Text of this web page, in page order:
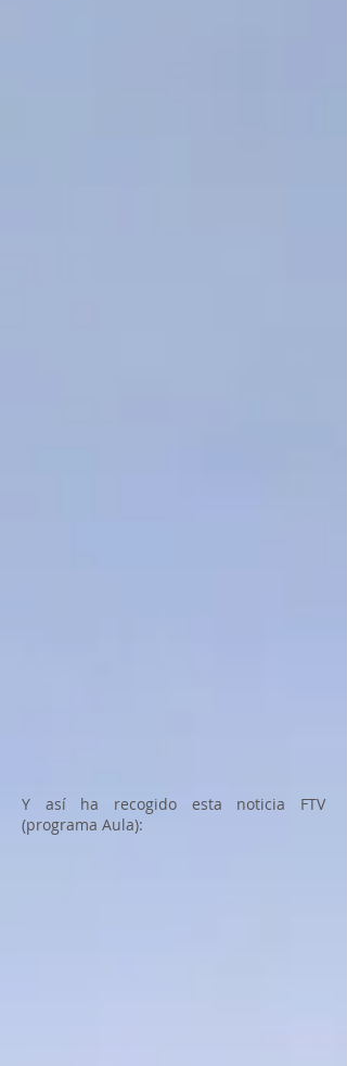
Y así ha recogido esta noticia FTV
(programa Aula):